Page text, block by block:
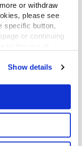
or withdraw
please see
specific button,
or continuing
Show details